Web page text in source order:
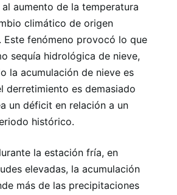
aumento de la temperatura
climático de origen
Este fenómeno provocó lo que
sequía hidrológica de nieve,
la acumulación de nieve es
derretimiento es demasiado
un déficit en relación a un
histórico.
la estación fría, en
elevadas, la acumulación
más de las precipitaciones